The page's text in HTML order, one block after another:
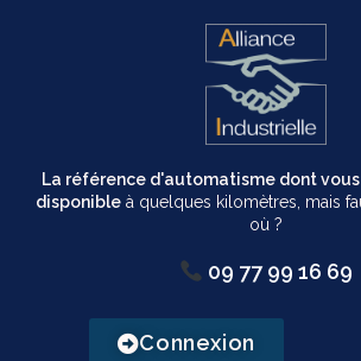
La référence d'automatisme dont
disponibleà quelques kilomètres, mais
où ?
09 77 99 16 69
Connexion